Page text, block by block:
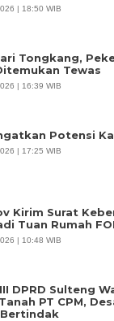
| 18:50 WIB
Tongkang,
Tewas
| 16:39 WIB
Potensi
| 17:25 WIB
Kirim Surat
Tuan Rumah
| 10:48 WIB
DPRD Sulteng
PT CPM,